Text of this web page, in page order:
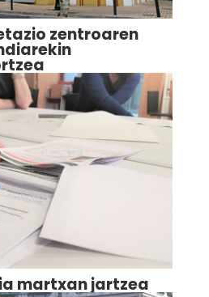
zentroaren
martxan jartzea